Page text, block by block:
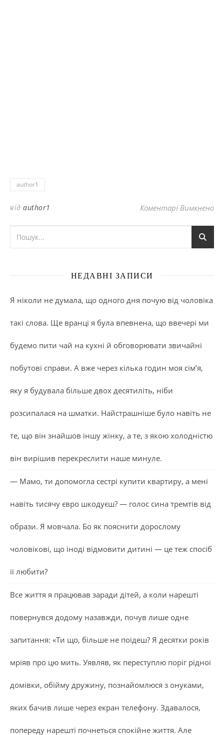
author1
від author1 Коментарі Вимкненодо
НЕДАВНІ ЗАПИСИ
Я ніколи не думала, що одного дня почую від чоловіка
такі слова. Ще вранці я була впевнена, що ввечері ми
будемо пити чай на кухні й обговорювати звичайні
побутові справи. А вже через кілька годин моя сім’я,
яку я будувала більше двох десятиліть, ніби
розсипалася на шматки. Найстрашніше було навіть не
те, що він знайшов іншу жінку, а те, з якою холодністю
він вирішив перекреслити наше минуле.
— Мамо, ти допомогла сестрі купити квартиру, а мені
навіть тисячу євро шкодуєш? — голос сина тремтів від
образи. Я мовчала. Бо як пояснити дорослому
чоловікові, що іноді відмовити дитині — це теж спосіб
її любити?
Все життя я працював заради дітей, а коли нарешті
повернувся додому назавжди, почув лише одне
запитання: «Ти що, більше не поїдеш? Я десятки років
мріяв про цю мить. Уявляв, як переступлю поріг рідної
домівки, обійму дружину, познайомлюся з онуками,
яких бачив лише через екран телефону. Здавалося,
попереду нарешті почнеться спокійне життя. Але